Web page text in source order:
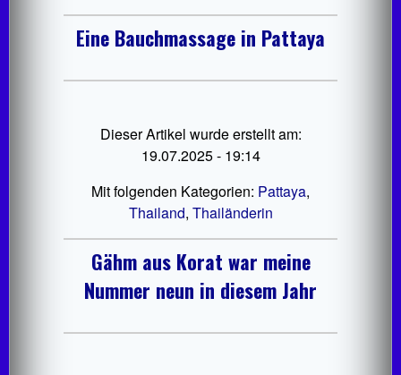
Eine Bauchmassage in Pattaya
Dieser Artikel wurde erstellt am:
19.07.2025 - 19:14
Mit folgenden Kategorien: Pattaya,
Thailand, Thailänderin
Gähm aus Korat war meine
Nummer neun in diesem Jahr